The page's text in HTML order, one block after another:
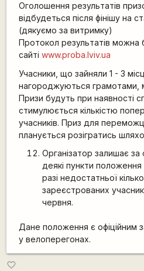
Оголошення результатів
відбудеться після фінішу на
(дякуємо за витримку)
Протокол результатів можна
сайті www.proba.lviv.ua
Учасники, що зайняли 1 - 3
нагороджуються грамотами,
Призи будуть при наявності
стимулюється кількістю
учасників. Приз для
планується розігратись
Організатор залишає
деякі пункти положення
разі недостатньої
зареєстрованих
червня.
Дане положення є офіційним
у велоперегонах.
favorite_border